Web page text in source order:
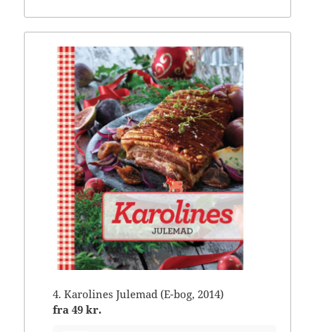
4. Karolines Julemad (E-bog, 2014)
fra49 kr.